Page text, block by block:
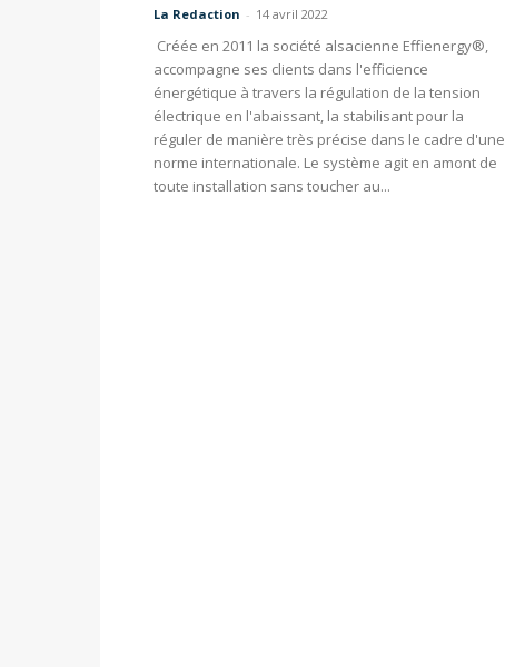
La Redaction - 14 avril 2022
Créée en 2011 la société alsacienne Effienergy®,
accompagne ses clients dans l'efficience
énergétique à travers la régulation de la tension
électrique en l'abaissant, la stabilisant pour la
réguler de manière très précise dans le cadre d'une
norme internationale. Le système agit en amont de
toute installation sans toucher au...